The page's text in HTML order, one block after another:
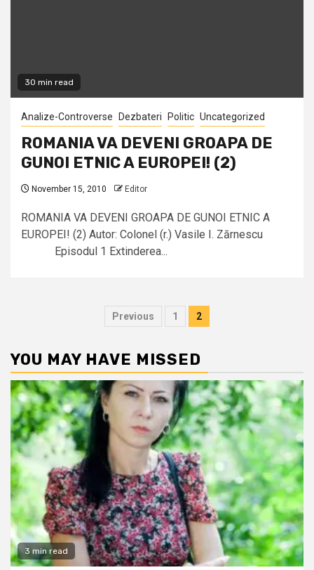
30 min read
Analize-Controverse Dezbateri Politic Uncategorized
ROMANIA VA DEVENI GROAPA DE
GUNOI ETNIC A EUROPEI! (2)
November 15, 2010 Editor
ROMANIA VA DEVENI GROAPA DE GUNOI ETNIC A
EUROPEI! (2) Autor: Colonel (r.) Vasile I. Zărnescu
Episodul 1 Extinderea...
Posts
Previous 1 2
YOU MAY HAVE MISSED
3 min read